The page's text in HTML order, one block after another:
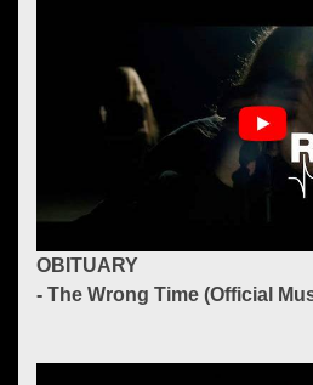
OBITUARY
- The Wrong Time (Official